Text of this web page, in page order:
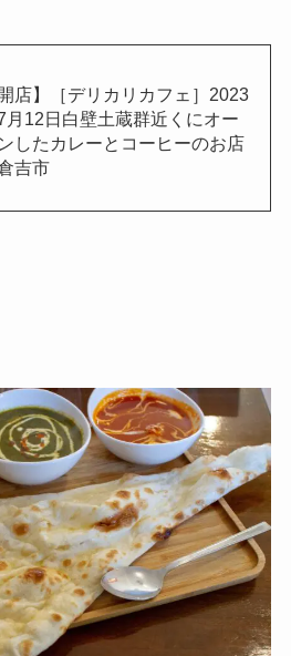
開店】［デリカリカフェ］2023
月12日白壁土蔵群近くにオー
したカレーとコーヒーのお店
吉市